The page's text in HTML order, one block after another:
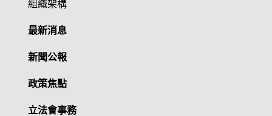
組織架構
最新消息
新聞公報
政策焦點
立法會事務